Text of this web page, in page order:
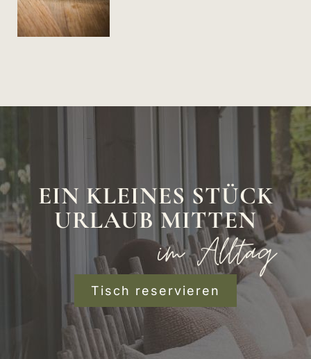
EIN KLEINES STÜCK
URLAUB MITTEN
im Alltag
Tisch reservieren